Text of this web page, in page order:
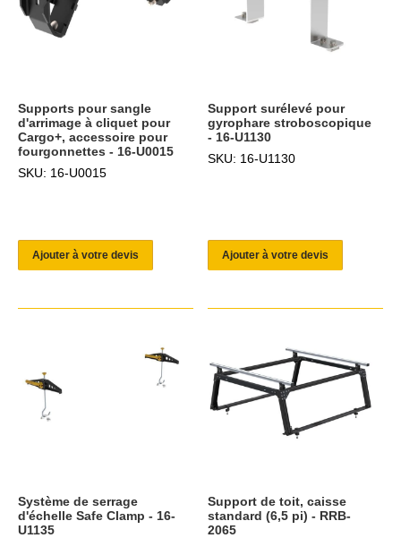
Supports pour sangle
d'arrimage à cliquet pour
Cargo+, accessoire pour
fourgonnettes - 16-U0015
SKU: 16-U0015
Ajouter à votre devis
Support surélevé pour
gyrophare stroboscopique
- 16-U1130
SKU: 16-U1130
Ajouter à votre devis
Système de serrage
d'échelle Safe Clamp - 16-
U1135
Support de toit, caisse
standard (6,5 pi) - RRB-
2065